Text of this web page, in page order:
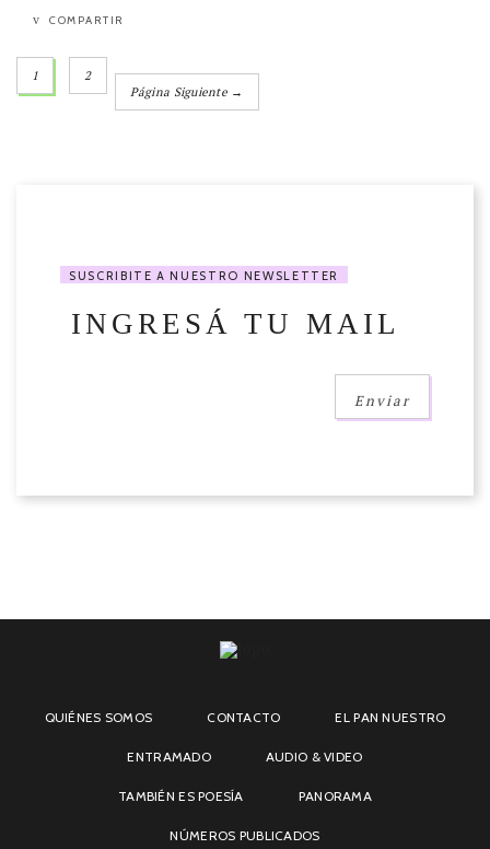
COMPARTIR
1
2
Página Siguiente →
SUSCRIBITE A NUESTRO NEWSLETTER
QUIÉNES SOMOS CONTACTO EL PAN NUESTRO
ENTRAMADO AUDIO & VIDEO
TAMBIÉN ES POESÍA PANORAMA
NÚMEROS PUBLICADOS